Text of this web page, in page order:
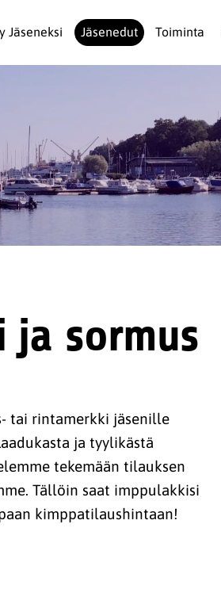
Jäseneksi Jäsenedut Toiminta
sormus
tai rintamerkki jäsenille
ja tyylikästä
tekemään tilauksen
Tällöin saat imppulakkisi
kimppatilaushintaan!